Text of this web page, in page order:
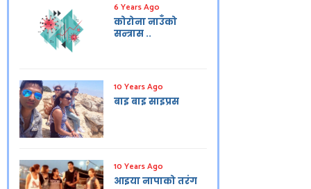
6 Years Ago
कोरोना नाउँको
सन्त्रास ..
10 Years Ago
बाइ बाइ साइप्रस
10 Years Ago
आइया नापाको तरंग